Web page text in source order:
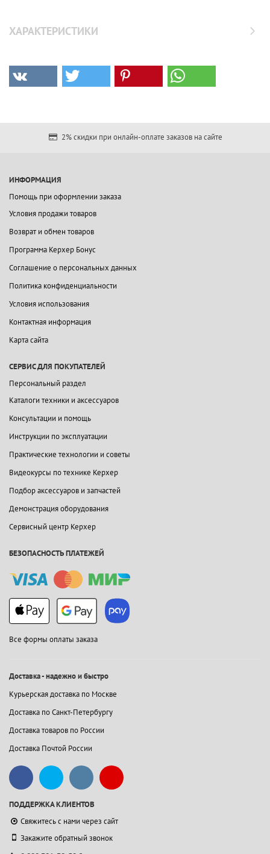
ХАРАКТЕРИСТИКИ
2% скидки при онлайн-оплате заказов на сайте
ИНФОРМАЦИЯ
Помощь при оформлении заказа
Условия продажи товаров
Возврат и обмен товаров
Программа Керхер Бонус
Соглашение о персональных данных
Политика конфиденциальности
Условия использования
Контактная информация
Карта сайта
СЕРВИС ДЛЯ ПОКУПАТЕЛЕЙ
Персональный раздел
Каталоги техники и аксессуаров
Консультации и помощь
Инструкции по эксплуатации
Практические технологии и советы
Видеокурсы по технике Керхер
Подбор аксессуаров и запчастей
Демонстрация оборудования
Сервисный центр Керхер
БЕЗОПАСНОСТЬ ПЛАТЕЖЕЙ
Все формы оплаты заказа
Доставка - надежно и быстро
Курьерская доставка по Москве
Доставка по Санкт-Петербургу
Доставка товаров по России
Доставка Почтой России
ПОДДЕРЖКА КЛИЕНТОВ
Свяжитесь с нами через сайт
Закажите обратный звонок